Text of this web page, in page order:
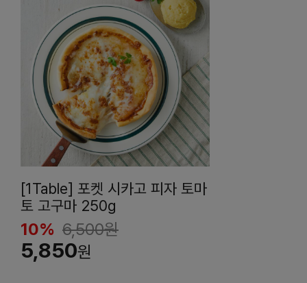
[1Table] 포켓 시카고 피자 토마
토 고구마 250g
10% 6,500원
5,850원